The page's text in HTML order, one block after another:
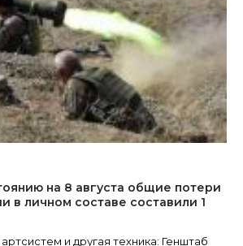
на 8 августа общие потери
в личном составе составили 1
артсистем и другая техника: Генштаб